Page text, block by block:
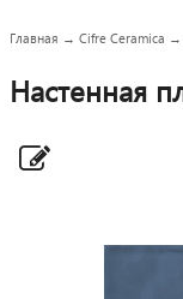
Главная →Cifre Ceramica
Настенная